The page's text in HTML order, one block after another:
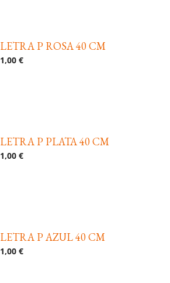
LETRA P ROSA 40 CM
1,00 €
LETRA P PLATA 40 CM
1,00 €
LETRA P AZUL 40 CM
1,00 €